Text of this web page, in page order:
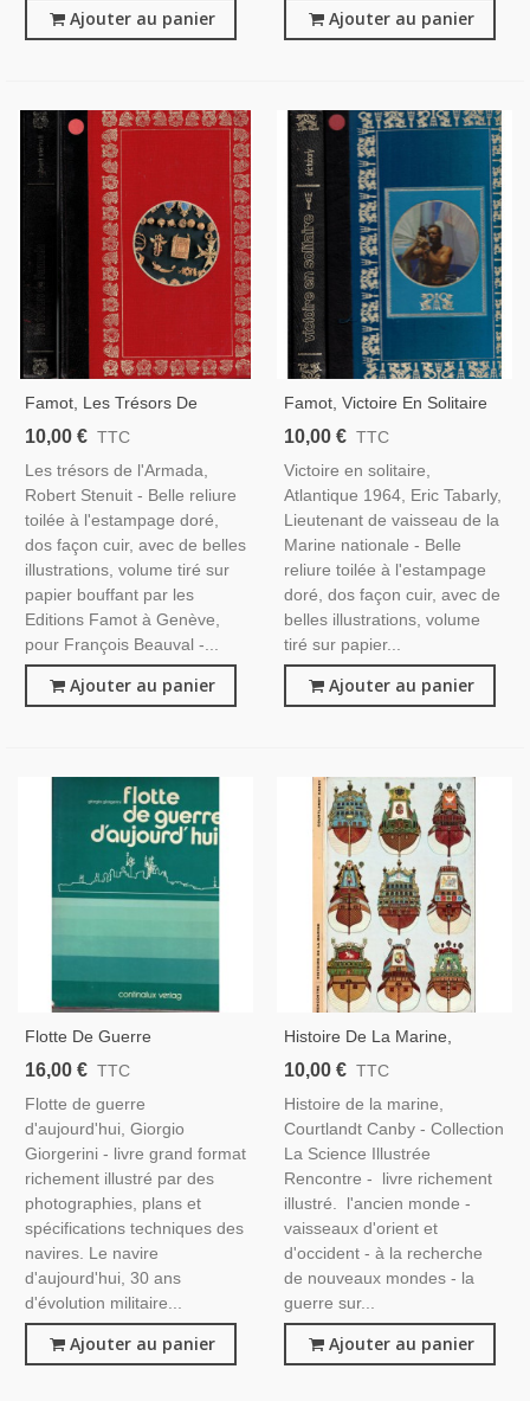
Ajouter au panier Ajouter au panier
Famot, Les Trésors De
L'Armanda, Robert Stenuit,
Au Trésor, Espagne XVIe S.
10,00 € TTC
Les trésors de l'Armada,
Robert Stenuit - Belle reliure
toilée à l'estampage doré,
dos façon cuir, avec de belles
illustrations, volume tiré sur
papier bouffant par les
Editions Famot à Genève,
pour François Beauval -...
Ajouter au panier
Famot, Victoire En Solitaire
Atlantique 1964, Eric Tabarly,
Nautisme,
10,00 € TTC
Victoire en solitaire,
Atlantique 1964, Eric Tabarly,
Lieutenant de vaisseau de la
Marine nationale - Belle
reliure toilée à l'estampage
doré, dos façon cuir, avec de
belles illustrations, volume
tiré sur papier...
Ajouter au panier
Flotte De Guerre
D'aujourd'hui, Giorgio
Navires, Sous-Marin,
Transports, Marine Militaire
16,00 € TTC
Flotte de guerre
d'aujourd'hui, Giorgio
Giorgerini - livre grand format
richement illustré par des
photographies, plans et
spécifications techniques des
navires. Le navire
d'aujourd'hui, 30 ans
d'évolution militaire...
Ajouter au panier
Histoire De La Marine,
Courtlandt Canby, 1962 - ,
Science Illustrée, Rencontre,
10,00 € TTC
Histoire de la marine,
Courtlandt Canby - Collection
La Science Illustrée
Rencontre - livre richement
illustré. l'ancien monde -
vaisseaux d'orient et
d'occident - à la recherche
de nouveaux mondes - la
guerre sur...
Ajouter au panier